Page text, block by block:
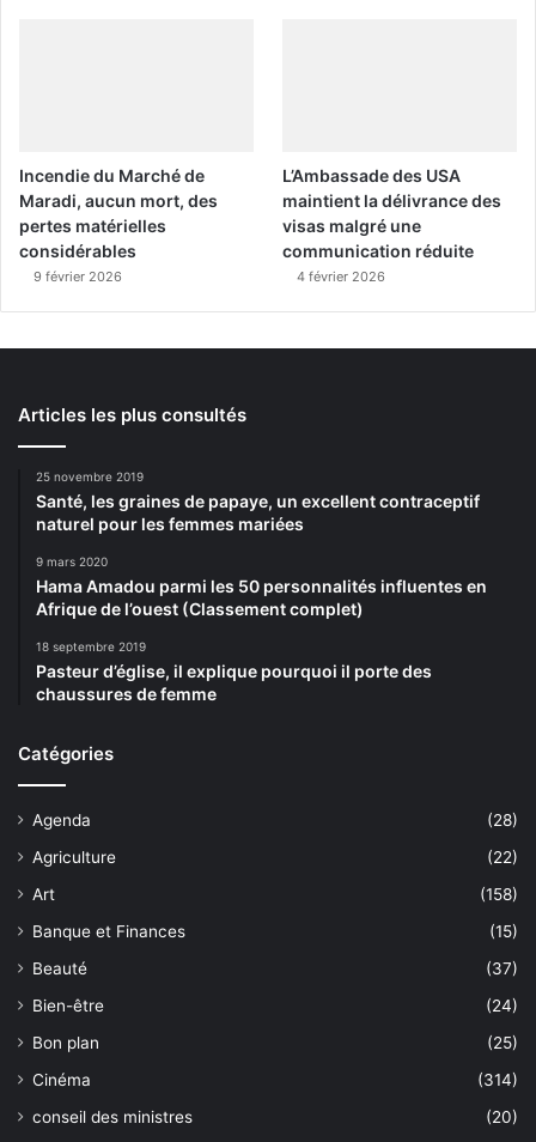
Incendie du Marché de
Maradi, aucun mort, des
pertes matérielles
considérables
9 février 2026
L’Ambassade des USA
maintient la délivrance des
visas malgré une
communication réduite
4 février 2026
Articles les plus consultés
25 novembre 2019
Santé, les graines de papaye, un excellent contraceptif
naturel pour les femmes mariées
9 mars 2020
Hama Amadou parmi les 50 personnalités influentes en
Afrique de l’ouest (Classement complet)
18 septembre 2019
Pasteur d’église, il explique pourquoi il porte des
chaussures de femme
Catégories
Agenda
(28)
Agriculture
(22)
Art
(158)
Banque et Finances
(15)
Beauté
(37)
Bien-être
(24)
Bon plan
(25)
Cinéma
(314)
conseil des ministres
(20)